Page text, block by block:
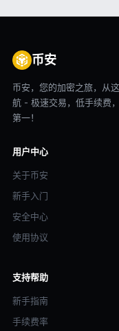
币安
币安，您的加密之旅，从
航 - 极速交易，低手续费
第一！
用户中心
关于币安
新手入门
安全中心
使用协议
支持帮助
新手指南
手续费率